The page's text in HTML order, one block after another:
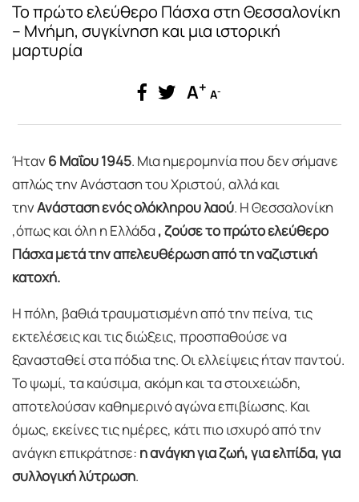
Το πρώτο ελεύθερο Πάσχα στη Θεσσαλονίκη
– Μνήμη, συγκίνηση και μια ιστορική
μαρτυρία
A+ A-
Ήταν 6 Μαΐου 1945. Μια ημερομηνία που δεν σήμανε
απλώς την Ανάσταση του Χριστού, αλλά και
τηνΑνάσταση ενός ολόκληρου λαού. Η Θεσσαλονίκη
,όπως και όλη η Ελλάδα, ζούσε το πρώτο ελεύθερο
Πάσχα μετά την απελευθέρωση από τη ναζιστική
κατοχή.
Η πόλη, βαθιά τραυματισμένη από την πείνα, τις
εκτελέσεις και τις διώξεις, προσπαθούσε να
ξανασταθεί στα πόδια της. Οι ελλείψεις ήταν παντού.
Το ψωμί, τα καύσιμα, ακόμη και τα στοιχειώδη,
αποτελούσαν καθημερινό αγώνα επιβίωσης. Και
όμως, εκείνες τις ημέρες, κάτι πιο ισχυρό από την
ανάγκη επικράτησε: η ανάγκη για ζωή, για ελπίδα, για
συλλογική λύτρωση.